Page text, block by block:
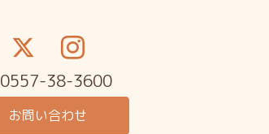
0557-38-3600
お問い合わせ